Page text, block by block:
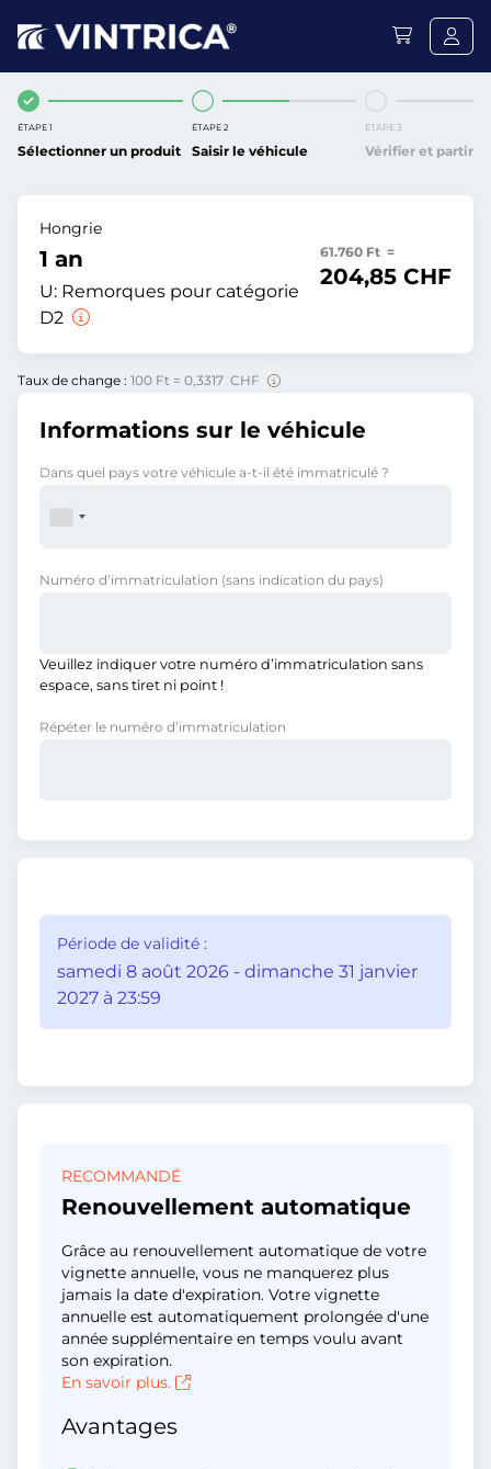
ÉTAPE 1
Sélectionner un produit
ÉTAPE 2
Saisir le véhicule
ÉTAPE 3
Vérifier et partir
Hongrie
1 an
U: Remorques pour catégorie
D2
61.760 Ft =
204,85 CHF
Taux de change : 100 Ft = 0,3317 CHF
Informations sur le véhicule
Dans quel pays votre véhicule a-t-il été immatriculé ?
Numéro d’immatriculation (sans indication du pays)
Veuillez indiquer votre numéro d’immatriculation sans
espace, sans tiret ni point !
Répéter le numéro d’immatriculation
Période de validité :
samedi 8 août 2026 - dimanche 31 janvier
2027 à 23:59
RECOMMANDÉ
Renouvellement automatique
Grâce au renouvellement automatique de votre
vignette annuelle, vous ne manquerez plus
jamais la date d'expiration. Votre vignette
annuelle est automatiquement prolongée d'une
année supplémentaire en temps voulu avant
son expiration.
En savoir plus.
Avantages